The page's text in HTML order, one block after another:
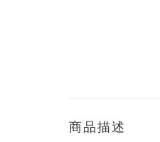
商品描述